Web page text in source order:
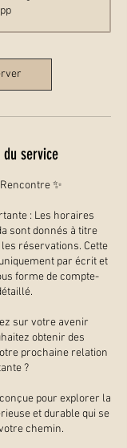
service
✨
: Les horaires
sont donnés à titre
réservations. Cette
par écrit et
forme de compte-
sur votre avenir
obtenir des
prochaine relation
?
pour explorer la
et durable qui se
chemin.